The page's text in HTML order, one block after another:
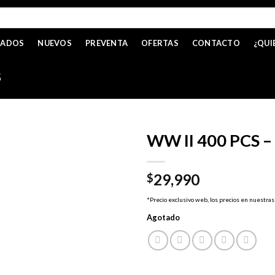
NUEVOS PREVENTA OFERTAS CONTACTO
WW II 400 PCS
$29,990
*Precio exclusivo web, los precios en
Agotado